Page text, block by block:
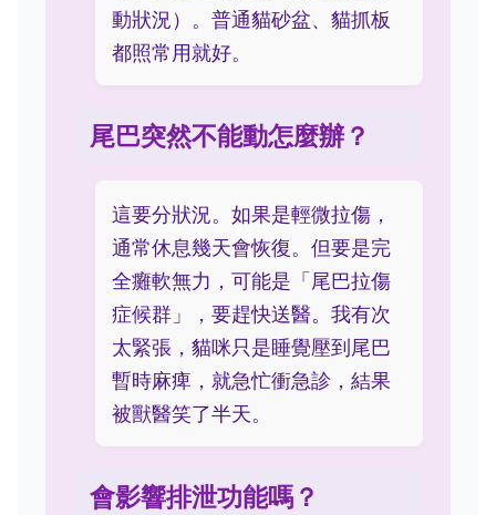
動狀況）。普通貓砂盆、貓抓板
都照常用就好。
尾巴突然不能動怎麼辦？
這要分狀況。如果是輕微拉傷，
通常休息幾天會恢復。但要是完
全癱軟無力，可能是「尾巴拉傷
症候群」，要趕快送醫。我有次
太緊張，貓咪只是睡覺壓到尾巴
暫時麻痺，就急忙衝急診，結果
被獸醫笑了半天。
會影響排泄功能嗎？